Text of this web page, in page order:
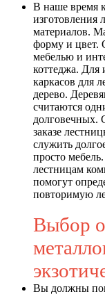
В наше время
изготовления
материалов.
форму и цвет.
мебелью и
коттеджа. Для
каркасов для
дерево.
считаются
долговечных.
заказе
служить
просто
лестницам
помогут
повторимую
Выбор
Вы должны